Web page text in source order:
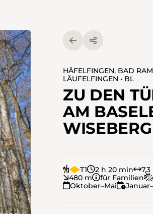
HÄFELFINGEN, BAD
LÄUFELFINGEN • BL
ZU DEN
AM
WISEBERG
T1 2 h 20 min
480 m
für Familien
Oktober–Mai